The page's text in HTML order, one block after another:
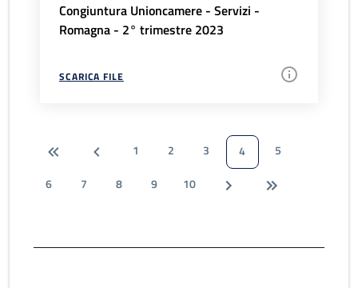
Congiuntura Unioncamere - Servizi -
Romagna - 2° trimestre 2023
SCARICA FILE
1 2 3 4
5
6
7 8 9 10